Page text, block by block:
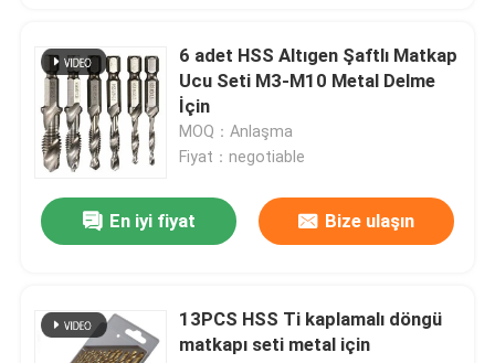
TCT Delik Testere
Matkap Ucu Seti
Bi Metal Delik Testere
HSS Delik Testere
6 adet HSS Altıgen Şaftlı Matkap
Ucu Seti M3-M10 Metal Delme
İçin
MOQ：Anlaşma
Fiyat：negotiable
En iyi fiyat Bize ulaşın
13PCS HSS Ti kaplamalı döngü
matkapı seti metal için